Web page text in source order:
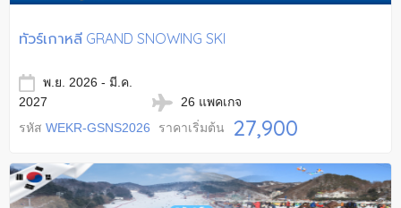
ทัวร์เกาหลี GRAND SNOWING SKI
พ.ย. 2026 - มี.ค.
2027
26 แพคเกจ
รหัส WEKR-GSNS2026 ราคาเริ่มต้น 27,900